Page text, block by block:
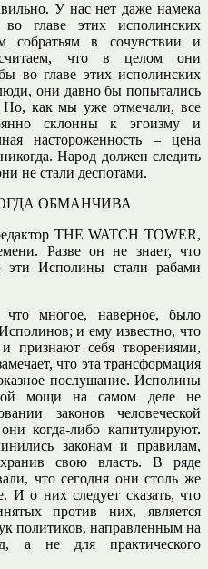
У нас нет даже намека
главе этих исполинских
собратьям в сочувствии и
что в целом они
во главе этих исполинских
они давно бы попытались
как мы уже отмечали, все
склонны к эгоизму и
настороженность – цена
Народ должен следить
не стали деспотами.
ОБМАНЧИВА
THE WATCH TOWER,
Разве он не знает, что
эти Исполины стали рабами
что многое, наверное, было
и ему известно, что
признают себя творениями,
что эта трансформация
послушание. Исполины
мощи на самом деле не
законов человеческой
когда-либо капитулируют.
законам и правилам,
свою власть. В ряде
что сегодня они столь же
И о них следует сказать, что
против них, является
политиков, направленным на
а не для практического